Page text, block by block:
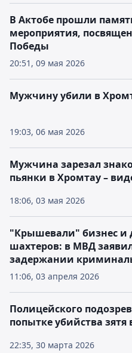
20:51, 09 мая 2026
В Актобе прошли
мероприятия,
Победы
19:03, 06 мая 2026
Мужчину убили в
18:06, 03 мая 2026
Мужчина зарезал
пьянки в Хромтау –
11:06, 03 апреля 2026
"Крышевали" бизнес и
шахтеров: в МВД
задержании
22:35, 30 марта 2026
Полицейского
попытке убийства зятя